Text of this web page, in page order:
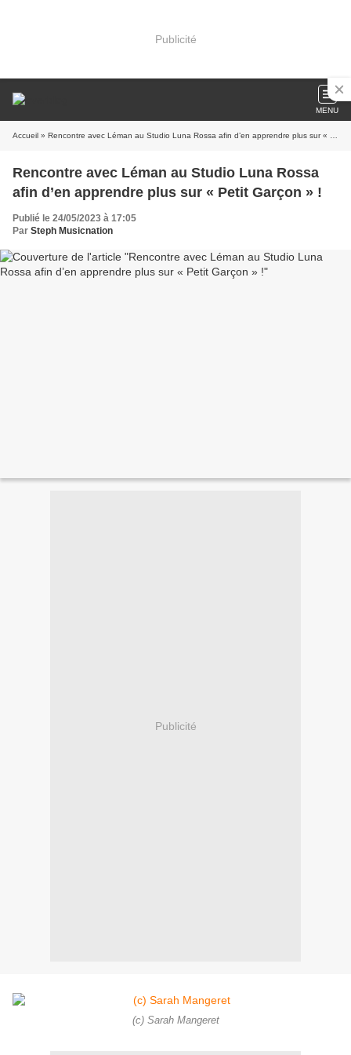
Publicité
MENU
Accueil » Rencontre avec Léman au Studio Luna Rossa afin d’en apprendre plus sur « Petit Garçon » !
Rencontre avec Léman au Studio Luna Rossa
afin d’en apprendre plus sur « Petit Garçon » !
Publié le 24/05/2023 à 17:05
Par Steph Musicnation
Publicité
(c) Sarah Mangeret